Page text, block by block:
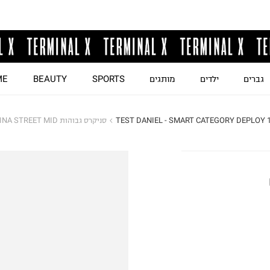
גברים ילדים מותגים SPORTS
BEAUTY
TEST DANIEL - SMART CATEGORY DEPLOY 1 סניקרס גבוהות CARINA STREET MID / נשים